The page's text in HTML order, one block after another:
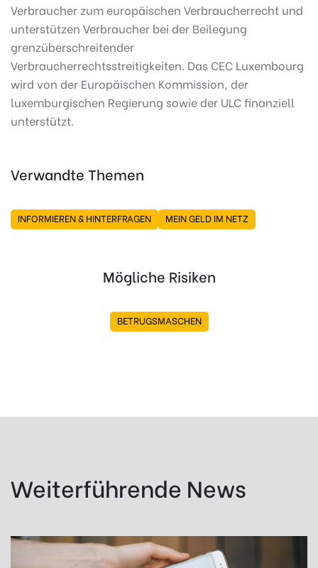
Verbraucher zum europäischen Verbraucherrecht und
unterstützen Verbraucher bei der Beilegung
grenzüberschreitender
Verbraucherrechtsstreitigkeiten. Das CEC Luxembourg
wird von der Europäischen Kommission, der
luxemburgischen Regierung sowie der ULC finanziell
unterstützt.
Verwandte Themen
INFORMIEREN & HINTERFRAGEN MEIN GELD IM NETZ
Mögliche Risiken
BETRUGSMASCHEN
Weiterführende News